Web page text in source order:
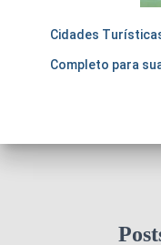
Cidades
Completo para